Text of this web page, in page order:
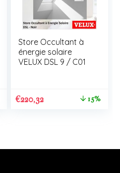
Store Occultant à
énergie solaire
VELUX DSL 9 / C01
€220,32 15%